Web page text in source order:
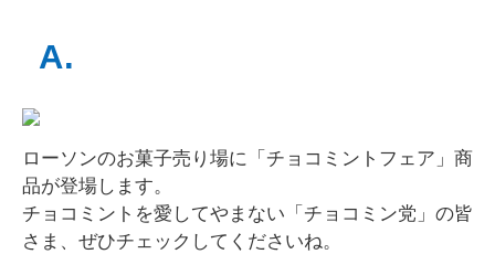
ローソンのお菓子売り場に「チョコミントフェア」商
品が登場します。
チョコミントを愛してやまない「チョコミン党」の皆
さま、ぜひチェックしてくださいね。